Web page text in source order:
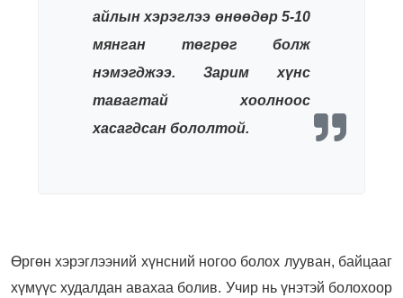
айлын хэрэглээ өнөөдөр 5-10
мянган төгрөг болж
нэмэгджээ. Зарим хүнс
тавагтай хоолноос
хасагдсан бололтой.
Өргөн хэрэглээний хүнсний ногоо болох лууван, байцааг
хүмүүс худалдан авахаа болив. Учир нь үнэтэй болохоор